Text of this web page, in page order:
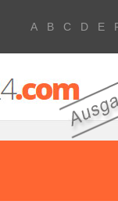
A B C D E